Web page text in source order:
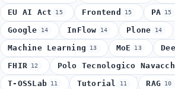
EU AI Act 15 Frontend 15 PA 15
Google 14 InFlow 14 Plone 14
Machine Learning 13 MoE 13
FHIR 12 Polo Tecnologico
T-OSSLab 11 Tutorial 11 RAG 10